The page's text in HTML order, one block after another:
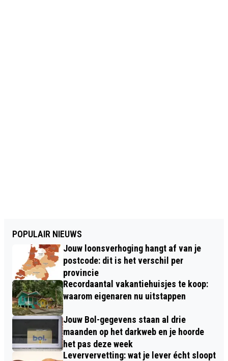
POPULAIR NIEUWS
Jouw loonsverhoging hangt af van je
postcode: dit is het verschil per
provincie
Recordaantal vakantiehuisjes te koop:
waarom eigenaren nu uitstappen
Jouw Bol-gegevens staan al drie
maanden op het darkweb en je hoorde
het pas deze week
Leververvetting: wat je lever écht sloopt